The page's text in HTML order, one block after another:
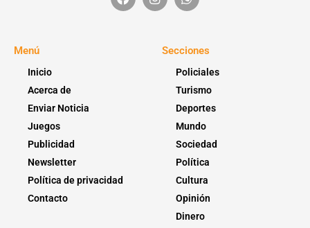
Menú
Inicio
Acerca de
Enviar Noticia
Juegos
Publicidad
Newsletter
Política de privacidad
Contacto
Secciones
Policiales
Turismo
Deportes
Mundo
Sociedad
Política
Cultura
Opinión
Dinero